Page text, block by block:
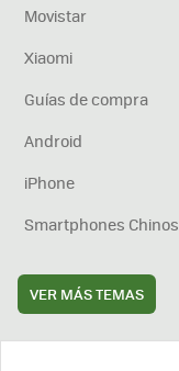
Movistar
Xiaomi
Guías de compra
Android
iPhone
Smartphones Chinos
VER MÁS TEMAS